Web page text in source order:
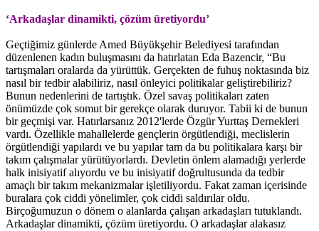
‘Arkadaşlar dinamikti, çözüm üretiyordu’
Geçtiğimiz günlerde Amed Büyükşehir Belediyesi tarafından
düzenlenen kadın buluşmasını da hatırlatan Eda Bazencir, “Bu
tartışmaları oralarda da yürüttük. Gerçekten de fuhuş noktasında biz
nasıl bir tedbir alabiliriz, nasıl önleyici politikalar geliştirebiliriz?
Bunun nedenlerini de tartıştık. Özel savaş politikaları zaten
önümüzde çok somut bir gerekçe olarak duruyor. Tabii ki de bunun
bir geçmişi var. Hatırlarsanız 2012'lerde Özgür Yurttaş Dernekleri
vardı. Özellikle mahallelerde gençlerin örgütlendiği, meclislerin
örgütlendiği yapılardı ve bu yapılar tam da bu politikalara karşı bir
takım çalışmalar yürütüyorlardı. Devletin önlem alamadığı yerlerde
halk inisiyatif alıyordu ve bu inisiyatif doğrultusunda da tedbir
amaçlı bir takım mekanizmalar işletiliyordu. Fakat zaman içerisinde
buralara çok ciddi yönelimler, çok ciddi saldırılar oldu.
Birçoğumuzun o dönem o alanlarda çalışan arkadaşları tutuklandı.
Arkadaşlar dinamikti, çözüm üretiyordu. O arkadaşlar alakasız